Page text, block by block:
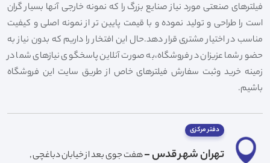
فیلترهای صنعتی مورد نیاز صنایع بزرگ را که نمونه خارجی آنها بسیار گران
است را طراحی و تولید نموده و با قیمت پایین تر از نمونه اصلی و کیفیت
مناسب در اختیار مشتری قرار دهد.حال این افتخار را داریم که بدون نیاز به
حضور شما عزیزان در فروشگاه،به صورت آنلاین پاسخگوی نیازهای شما در
زمینه خرید وثبت سفارش فیلترهای خاص از طریق سایت این فروشگاه
باشیم.
دفتر مرکزی
تهران شهر قدس -هفت جوی بعد از خیابان دباغچی ,